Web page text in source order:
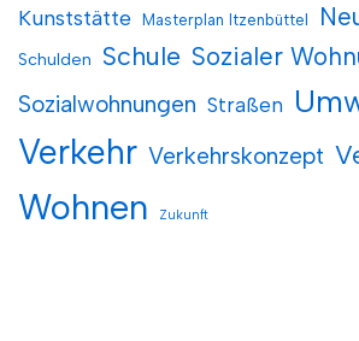
Kunststätte Masterplan Itzenbüttel
Schulden Schule Sozialer
Sozialwohnungen Straßen
Verkehr Verkehrskonzept
Wohnen Zukunft